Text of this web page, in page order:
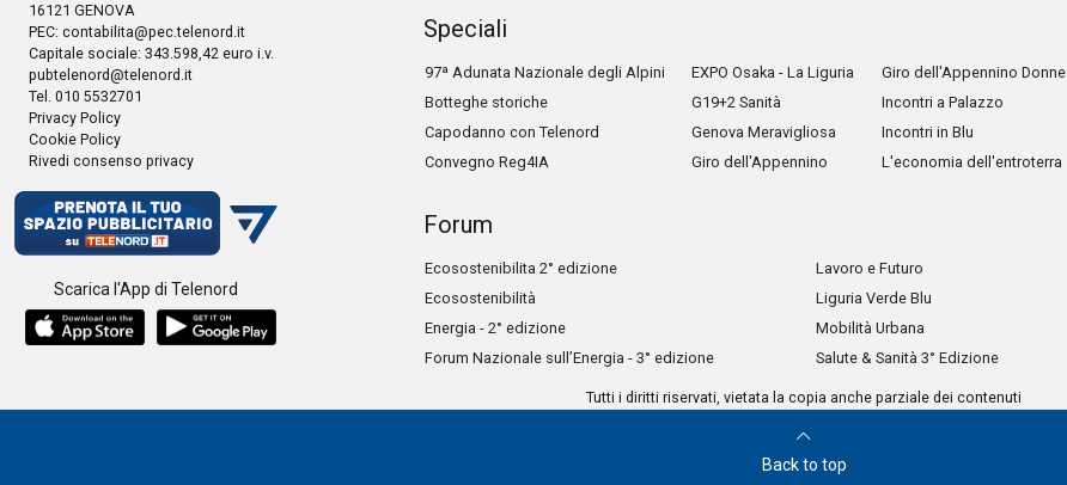
16121 GENOVA
PEC: contabilita@pec.telenord.it
Capitale sociale: 343.598,42 euro i.v.
pubtelenord@telenord.it
Tel. 010 5532701
Privacy Policy
Cookie Policy
Rivedi consenso privacy
Scarica l'App di Telenord
Speciali
97ª Adunata Nazionale degli Alpini
Botteghe storiche
Capodanno con Telenord
Convegno Reg4IA
EXPO Osaka - La Liguria
G19+2 Sanità
Genova Meravigliosa
Giro dell'Appennino
Giro dell'Appennino Donne
Incontri a Palazzo
Incontri in Blu
L'economia dell'entroterra
Forum
Ecosostenibilita 2° edizione
Ecosostenibilità
Energia - 2° edizione
Forum Nazionale sull’Energia - 3° edizione
Lavoro e Futuro
Liguria Verde Blu
Mobilità Urbana
Salute & Sanità 3° Edizione
Tutti i diritti riservati, vietata la copia anche parziale dei contenuti
Back to top